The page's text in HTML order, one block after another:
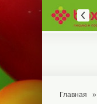
Главная »